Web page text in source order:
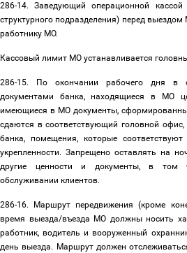
286-14. Заведующий операционной кассой
структурного подразделения) перед
работнику МО.
Кассовый лимит МО устанавливается
286-15. По окончании рабочего дня в
документами банка, находящиеся в МО
имеющиеся в МО документы,
сдаются в соответствующий головной офис,
банка, помещения, которые
укрепленности. Запрещено оставлять на
другие ценности и документы, в том
обслуживании клиентов.
286-16. Маршрут передвижения (кроме
время выезда/въезда МО должны носить
работник, водитель и вооруженный
день выезда. Маршрут должен